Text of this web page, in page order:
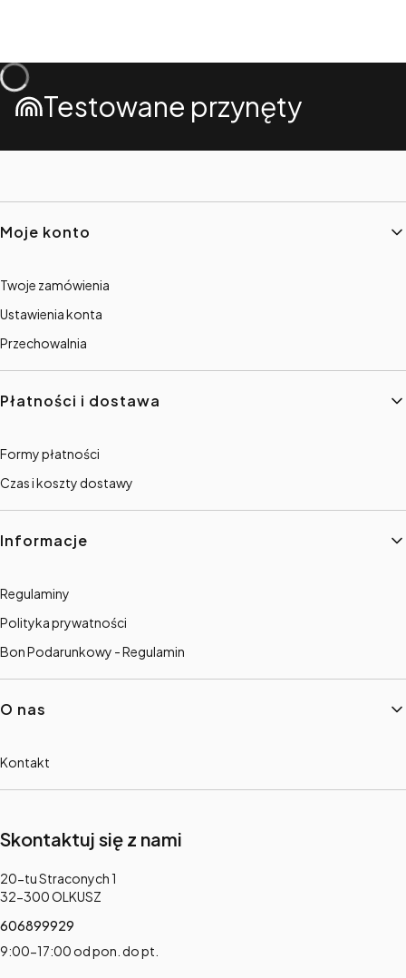
Testowane przynęty
Linki w stopce
Moje konto
Twoje zamówienia
Ustawienia konta
Przechowalnia
Płatności i dostawa
Formy płatności
Czas i koszty dostawy
Informacje
Regulaminy
Polityka prywatności
Bon Podarunkowy - Regulamin
O nas
Kontakt
Skontaktuj się z nami
Adres:
20-tu Straconych 1
32-300 OLKUSZ
606899929
9:00-17:00 od pon. do pt.